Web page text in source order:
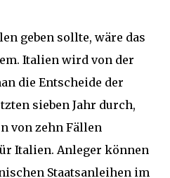
geben sollte, wäre das
Italien wird von der
die Entscheide der
sieben Jahr durch,
von zehn Fällen
Italien. Anleger können
Staatsanleihen im